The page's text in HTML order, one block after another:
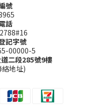
號
話
記字號
00000-5
二段285號9樓
地址)